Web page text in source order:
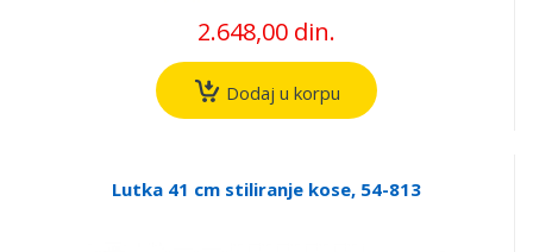
2.648,00 din.
Dodaj u korpu
Lutka 41 cm stiliranje kose, 54-813